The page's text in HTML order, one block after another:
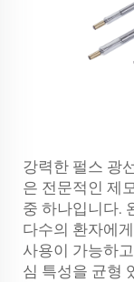
강력한 펄스 광
은 전문적인 제
중 하나입니다.
다수의 환자에
사용이 가능하
심 특성을 균형